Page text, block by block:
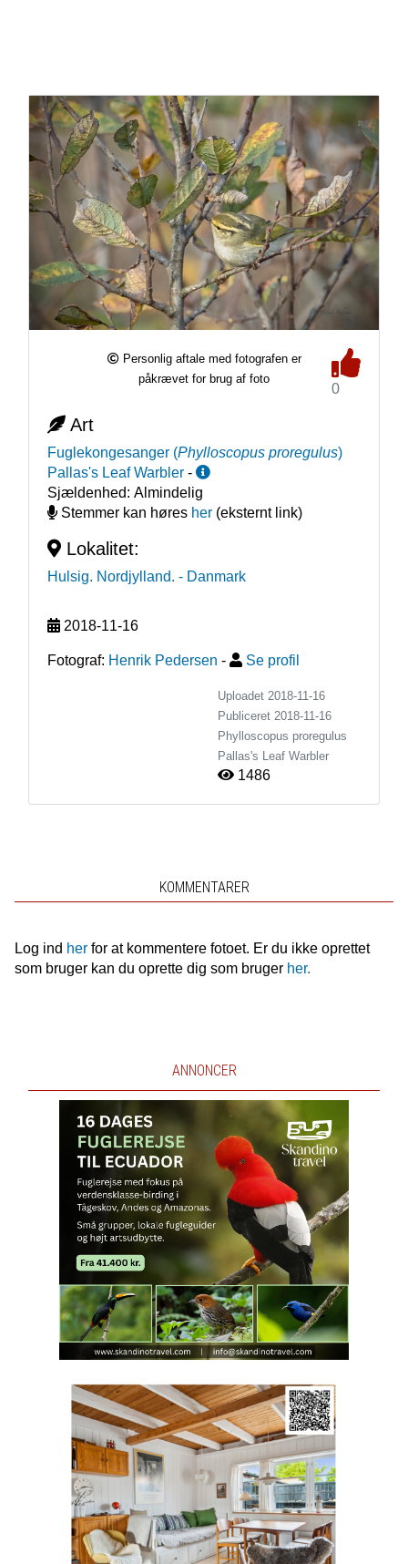
Personlig aftale med fotografen er
påkrævet for brug af foto
0
Art
Fuglekongesanger (Phylloscopus proregulus)
Pallas's Leaf Warbler -
Sjældenhed: Almindelig
Stemmer kan høres her(eksternt link)
Lokalitet:
Hulsig. Nordjylland. - Danmark
2018-11-16
Fotograf: Henrik Pedersen - Se profil
Uploadet 2018-11-16
Publiceret 2018-11-16
Phylloscopus proregulus
Pallas's Leaf Warbler
1486
KOMMENTARER
Log ind herfor at kommentere fotoet. Er du ikke oprettet
som bruger kan du oprette dig som bruger her.
ANNONCER